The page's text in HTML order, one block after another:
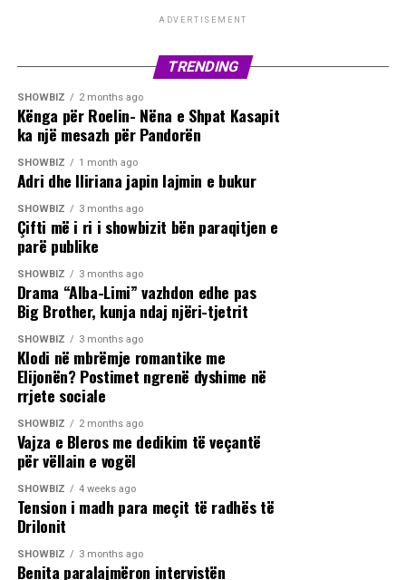
ADVERTISEMENT
TRENDING
SHOWBIZ 2 months ago
Kënga për Roelin- Nëna e Shpat Kasapit
ka një mesazh për Pandorën
SHOWBIZ 1 month ago
Adri dhe Iliriana japin lajmin e bukur
SHOWBIZ 3 months ago
Çifti më i ri i showbizit bën paraqitjen e
parë publike
SHOWBIZ 3 months ago
Drama “Alba-Limi” vazhdon edhe pas
Big Brother, kunja ndaj njëri-tjetrit
SHOWBIZ 3 months ago
Klodi në mbrëmje romantike me
Elijonën? Postimet ngrenë dyshime në
rrjete sociale
SHOWBIZ 2 months ago
Vajza e Bleros me dedikim të veçantë
për vëllain e vogël
SHOWBIZ 4 weeks ago
Tension i madh para meçit të radhës të
Drilonit
SHOWBIZ 3 months ago
Benita paralajmëron intervistën